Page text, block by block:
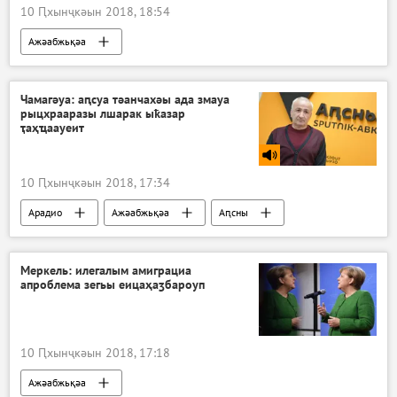
10 Ԥхынҷкәын 2018, 18:54
Ажәабжьқәа
Чамагәуа: аԥсуа тәанчахәы ада змауа
рыцхрааразы лшарак ыҟазар
ҭаҳҵаауеит
10 Ԥхынҷкәын 2018, 17:34
Арадио Ажәабжьқәа Аԥсны
Меркель: илегалым амиграциа
апроблема зегьы еицаҳаӡбароуп
10 Ԥхынҷкәын 2018, 17:18
Ажәабжьқәа